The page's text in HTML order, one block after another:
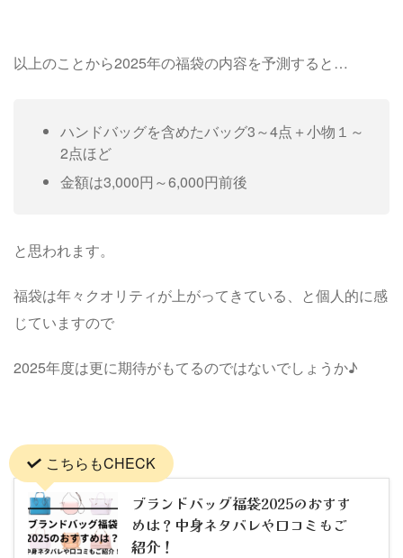
以上のことから2025年の福袋の内容を予測すると…
ハンドバッグを含めたバッグ3～4点＋小物１～
2点ほど
金額は3,000円～6,000円前後
と思われます。
福袋は年々クオリティが上がってきている、と個人的に感
じていますので
2025年度は更に期待がもてるのではないでしょうか♪
こちらもCHECK
ブランドバッグ福袋2025のおすす
めは？中身ネタバレや口コミもご
紹介！